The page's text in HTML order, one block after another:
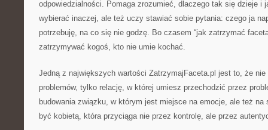
odpowiedzialności. Pomaga zrozumieć, dlaczego tak się dzieje i
wybierać inaczej, ale też uczy stawiać sobie pytania: czego ja
potrzebuję, na co się nie godzę. Bo czasem “jak zatrzymać
zatrzymywać kogoś, kto nie umie kochać.
Jedną z największych wartości ZatrzymajFaceta.pl jest to, że nie
problemów, tylko relację, w której umiesz przechodzić przez
budowania związku, w którym jest miejsce na emocje, ale też
być kobietą, która przyciąga nie przez kontrolę, ale przez